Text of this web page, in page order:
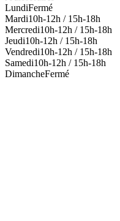
LundiFermé
Mardi10h-12h / 15h-18h
Mercredi10h-12h / 15h-18h
Jeudi10h-12h / 15h-18h
Vendredi10h-12h / 15h-18h
Samedi10h-12h / 15h-18h
DimancheFermé